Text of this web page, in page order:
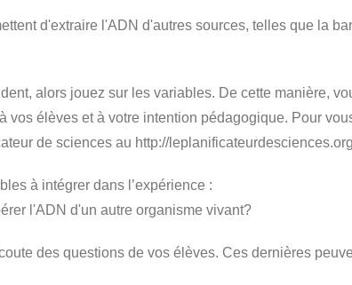
d'extraire l'ADN d'autres sources, telles que la
alors jouez sur les variables. De cette manière,
vos élèves et à votre intention pédagogique. Pour
de sciences au http://
à intégrer dans l’expérience :
l'ADN d'un autre organisme vivant?
des questions de vos élèves. Ces dernières